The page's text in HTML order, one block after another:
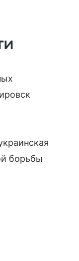
борьбы